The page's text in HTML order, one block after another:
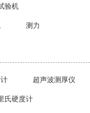
验机
测力
超声波测厚仪
氏硬度计